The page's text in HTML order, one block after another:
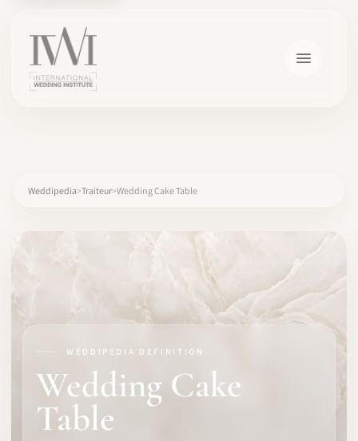
FORMATION
LOGICIEL
IDENTITÉ PRO
Weddipedia Traiteur Wedding Cake Table
WEDDIPEDIA DEFINITION
Wedding Cake
Table